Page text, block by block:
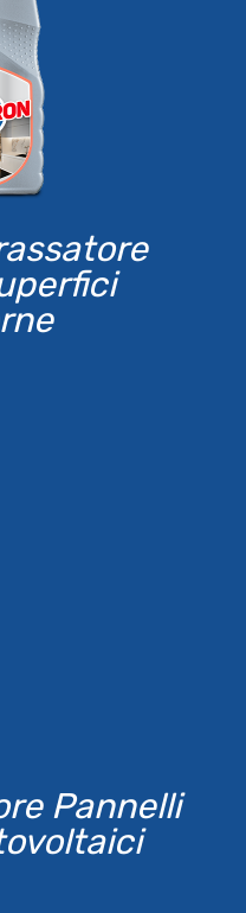
Pannelli